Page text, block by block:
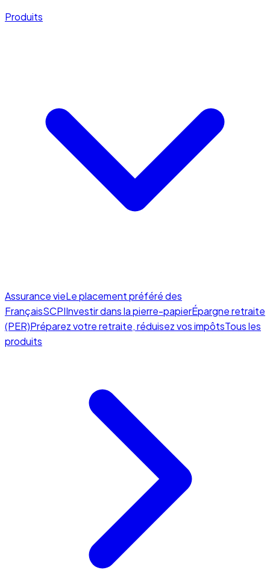
Produits
Assurance vieLe placement préféré des
FrançaisSCPIInvestir dans la pierre-papierÉpargne retraite
(PER)Préparez votre retraite, réduisez vos impôtsTous les
produits